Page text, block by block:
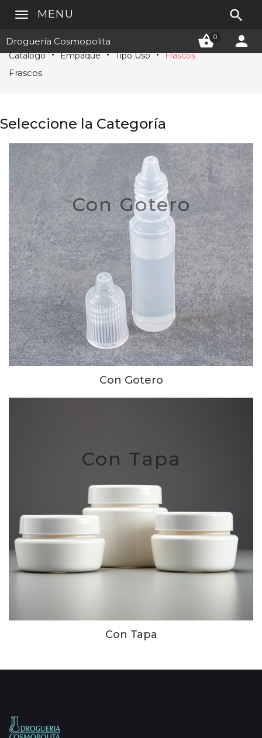
Droguería Cosmopolita 0 
MENU 
Catálogo Empaque Tipo Uso Frascos
Frascos
Seleccione la Categoría
Con Gotero
Con Gotero
Con Tapa
Con Tapa